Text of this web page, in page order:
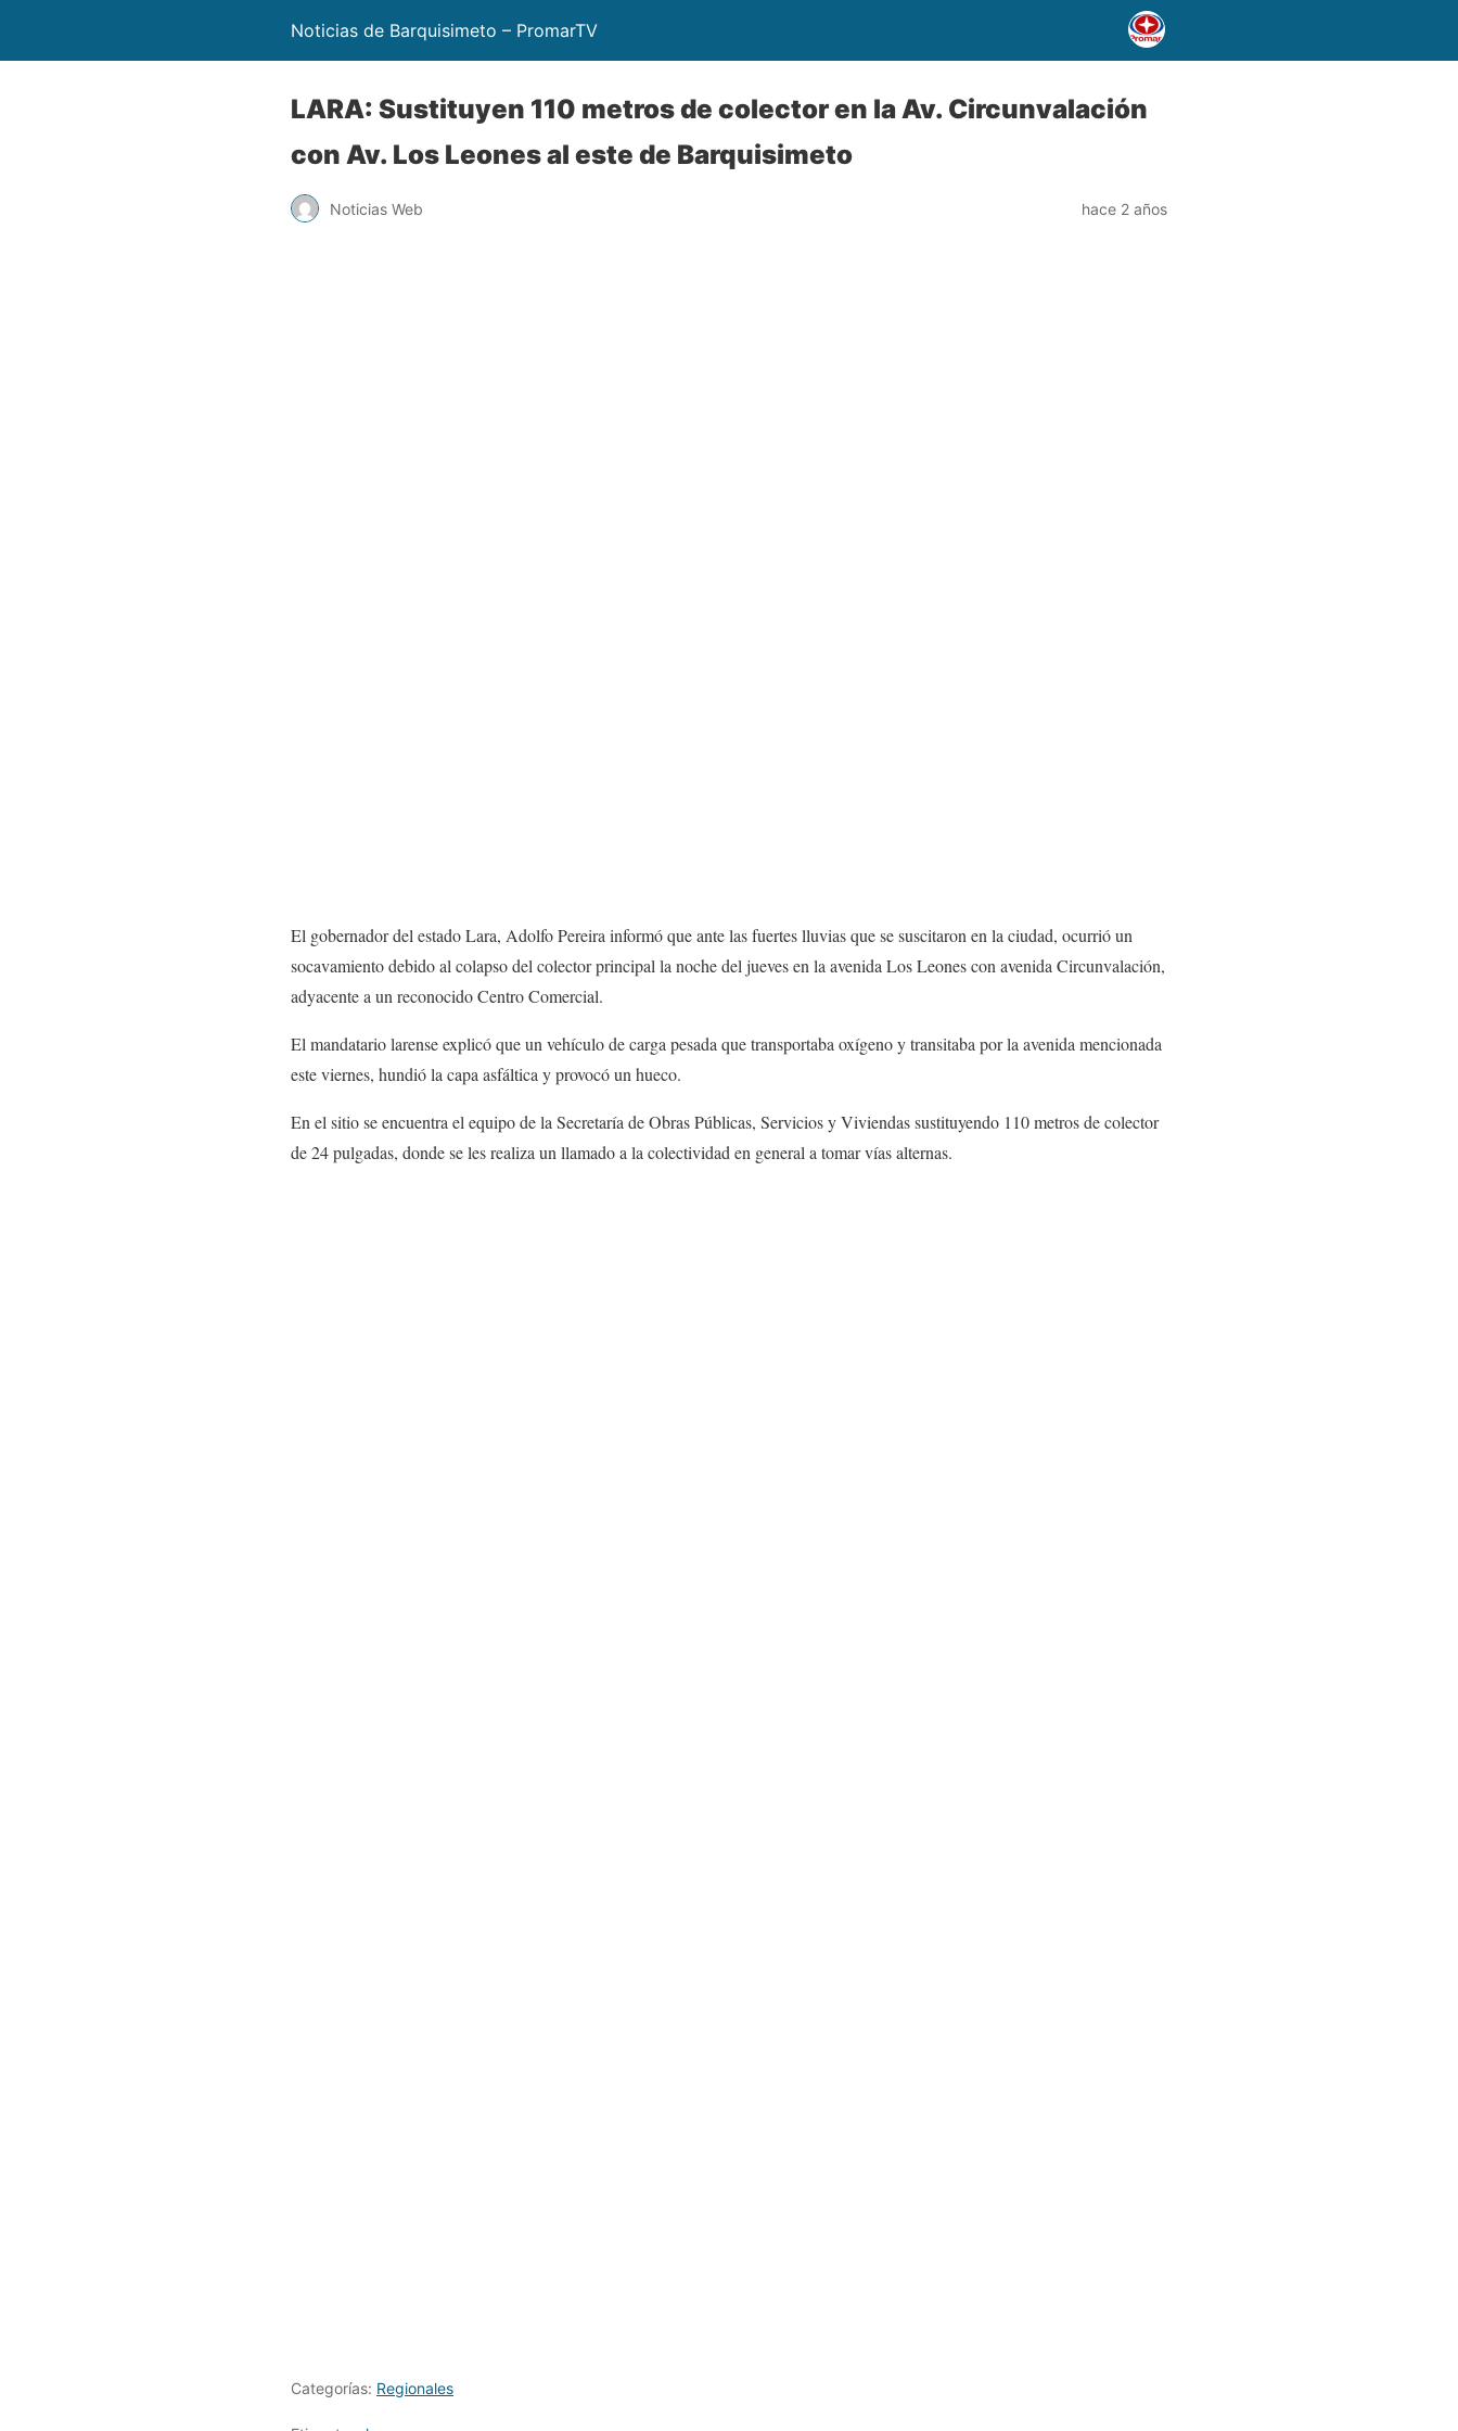
Noticias de Barquisimeto – PromarTV
LARA: Sustituyen 110 metros de colector en la Av. Circunvalación
con Av. Los Leones al este de Barquisimeto
Noticias Web hace 2 años
El gobernador del estado Lara, Adolfo Pereira informó que ante las fuertes lluvias que se suscitaron en la ciudad, ocurrió un
socavamiento debido al colapso del colector principal la noche del jueves en la avenida Los Leones con avenida Circunvalación,
adyacente a un reconocido Centro Comercial.
El mandatario larense explicó que un vehículo de carga pesada que transportaba oxígeno y transitaba por la avenida mencionada
este viernes, hundió la capa asfáltica y provocó un hueco.
En el sitio se encuentra el equipo de la Secretaría de Obras Públicas, Servicios y Viviendas sustituyendo 110 metros de colector
de 24 pulgadas, donde se les realiza un llamado a la colectividad en general a tomar vías alternas.
Categorías: Regionales